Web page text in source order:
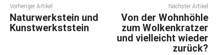
Vorheriger Artikel
Naturwerkstein und
Kunstwerkststein
Nächster Artikel
Von der Wohnhöhle
zum Wolkenkratzer
und vielleicht wieder
zurück?